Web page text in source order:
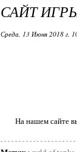
САЙТ ИГРЫ
Среда, 13 Июня 2018 г.
На нашем сайте